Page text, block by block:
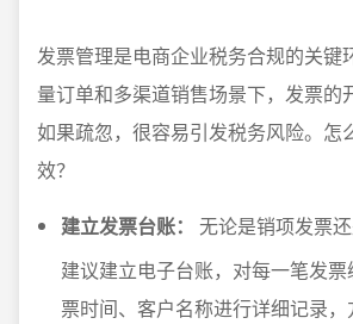
发票管理是电商企业税务合规的关键
量订单和多渠道销售场景下，发票的
如果疏忽，很容易引发税务风险。怎
效？
建立发票台账：
无论是销项发票
建议建立电子台账，对每一笔发
票时间、客户名称进行详细记录